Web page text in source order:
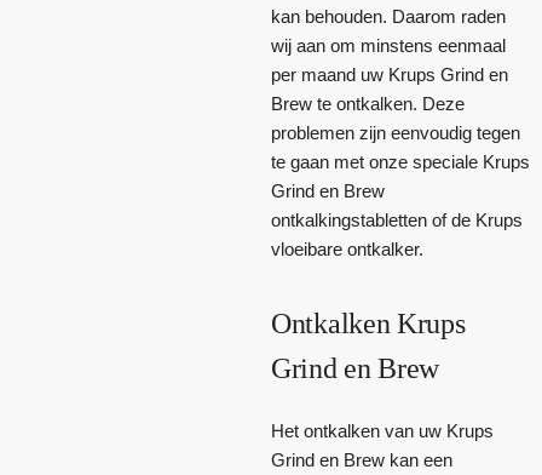
kan behouden. Daarom raden
wij aan om minstens eenmaal
per maand uw Krups Grind en
Brew te ontkalken. Deze
problemen zijn eenvoudig tegen
te gaan met onze speciale Krups
Grind en Brew
ontkalkingstabletten of de Krups
vloeibare ontkalker.
Ontkalken Krups
Grind en Brew
Het ontkalken van uw Krups
Grind en Brew kan een